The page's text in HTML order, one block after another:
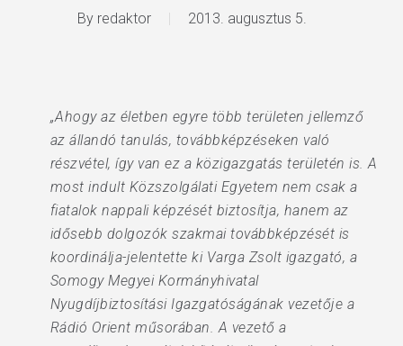
By redaktor 2013. augusztus 5.
„Ahogy az életben egyre több területen jellemző
az állandó tanulás, továbbképzéseken való
részvétel, így van ez a közigazgatás területén is. A
most indult Közszolgálati Egyetem nem csak a
fiatalok nappali képzését biztosítja, hanem az
idősebb dolgozók szakmai továbbképzését is
koordinálja-jelentette ki Varga Zsolt igazgató, a
Somogy Megyei Kormányhivatal
Nyugdíjbiztosítási Igazgatóságának vezetője a
Rádió Orient műsorában. A vezető a